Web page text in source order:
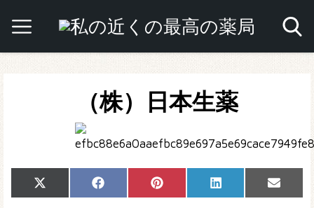
（株）日本生薬
Share
on
X
(Twitter)
Share
on
Facebook Share
on
Pinterest Share
on
LinkedIn
Share
on
Email